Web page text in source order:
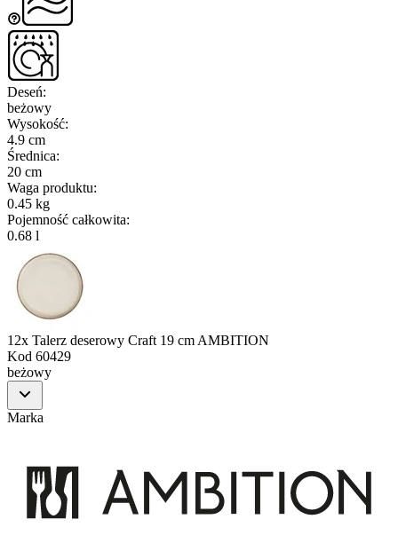
Deseń:
beżowy
Wysokość:
4.9 cm
Średnica:
20 cm
Waga produktu:
0.45 kg
Pojemność całkowita:
0.68 l
12x Talerz deserowy Craft 19 cm AMBITION
Kod 60429
beżowy
Marka